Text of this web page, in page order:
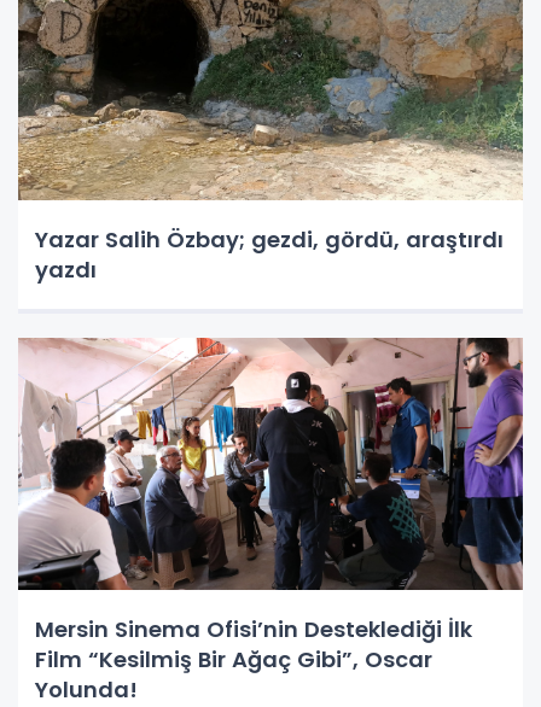
Yazar Salih Özbay; gezdi, gördü, araştırdı
yazdı
Mersin Sinema Ofisi’nin Desteklediği İlk
Film “Kesilmiş Bir Ağaç Gibi”, Oscar
Yolunda!